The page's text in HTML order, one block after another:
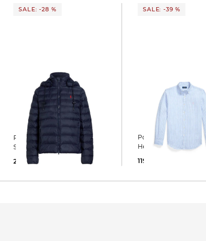
SALE: -28 %
Polo Ralph Lauren | Damen
Steppacke mit Kapuze
268,99 €
SALE: -39 %
Polo Ralph Lauren | Herren
Hemd aus Leinen
119,55 €